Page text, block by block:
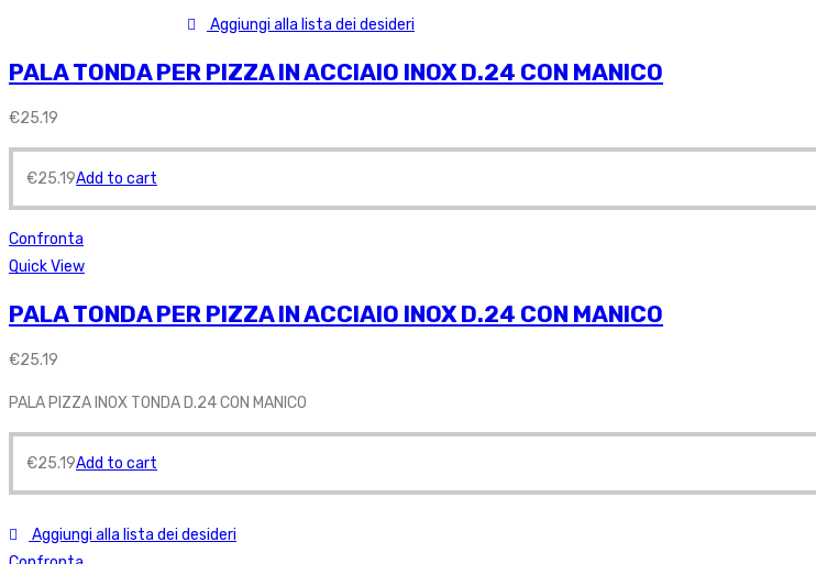
Aggiungi alla lista dei desideri
PALA TONDA PER PIZZA IN ACCIAIO INOX D.24 CON MANICO
€25.19
€25.19Add to cart
Confronta
Quick View
PALA TONDA PER PIZZA IN ACCIAIO INOX D.24 CON MANICO
€25.19
PALA PIZZA INOX TONDA D.24 CON MANICO
€25.19Add to cart
Aggiungi alla lista dei desideri